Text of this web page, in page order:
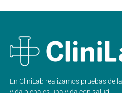
En CliniLab realizamos pruebas de